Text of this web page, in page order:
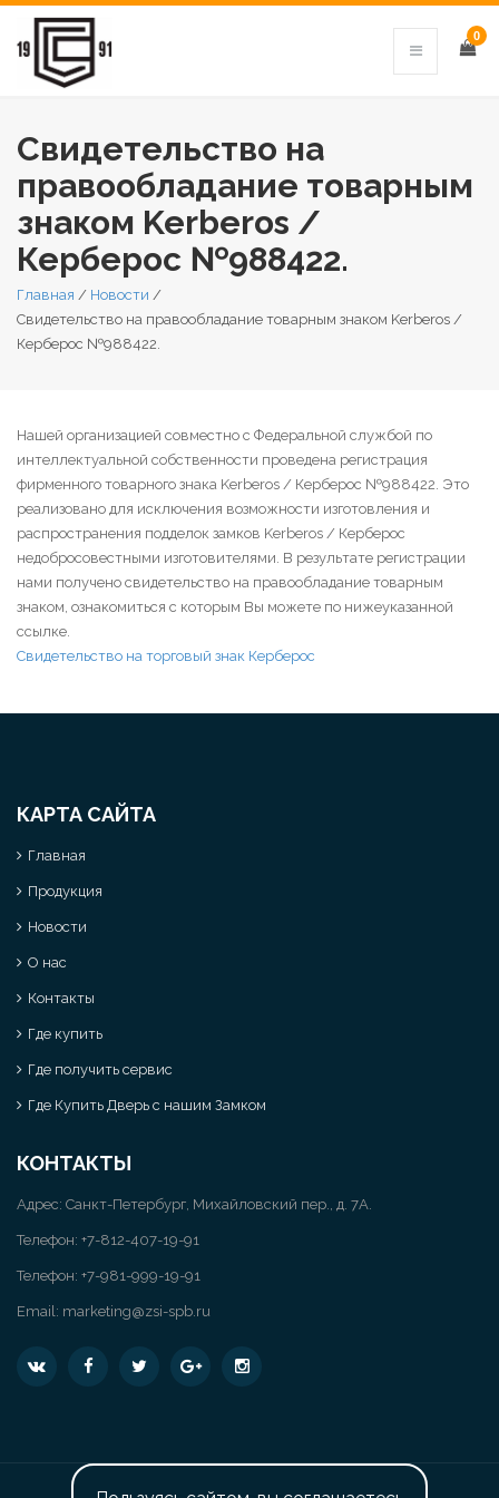
0
Свидетельство на
правообладание товарным
знаком Kerberos /
Керберос №988422.
Главная / Новости /
Свидетельство на правообладание товарным знаком Kerberos /
Керберос №988422.
Нашей организацией совместно с Федеральной службой по
интеллектуальной собственности проведена регистрация
фирменного товарного знака Kerberos / Керберос №988422. Это
реализовано для исключения возможности изготовления и
распространения подделок замков Kerberos / Керберос
недобросовестными изготовителями. В результате регистрации
нами получено свидетельство на правообладание товарным
знаком, ознакомиться с которым Вы можете по нижеуказанной
ссылке.
Свидетельство на торговый знак Керберос
КАРТА САЙТА
Главная
Продукция
Новости
О нас
Контакты
Где купить
Где получить сервис
Где Купить Дверь с нашим Замком
КОНТАКТЫ
Адрес: Санкт-Петербург, Михайловский пер., д. 7А.
Телефон: +7-812-407-19-91
Телефон: +7-981-999-19-91
Email: marketing@zsi-spb.ru